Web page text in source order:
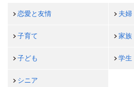
恋愛と友情 夫婦
子育て 家族
子ども 学生
シニア